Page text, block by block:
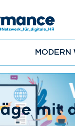
MODERN
mit